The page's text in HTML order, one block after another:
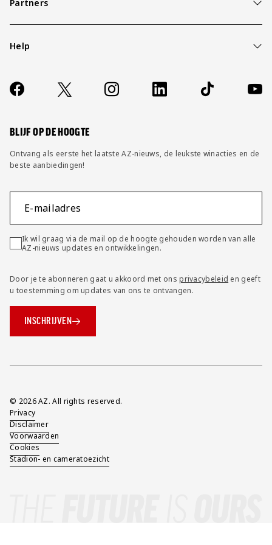
Partners
Help
Contact
FAQ
Socials
https://www.facebook.com/AZAlkmaar
X Instagram LinkedIn TikTok
BLIJF OP DE HOOGTE
Ontvang als eerste het laatste AZ-nieuws, de leukste winacties en de
beste aanbiedingen!
E-mailadres
Ik wil graag via de mail op de hoogte gehouden worden van alle
AZ-nieuws updates en ontwikkelingen.
Door je te abonneren gaat u akkoord met onsprivacybeleid en geeft
u toestemming om updates van ons te ontvangen.
INSCHRIJVEN
Overig
© 2026 AZ. All rights reserved.
Privacy
Disclaimer
Voorwaarden
Cookies
Stadion- en cameratoezicht